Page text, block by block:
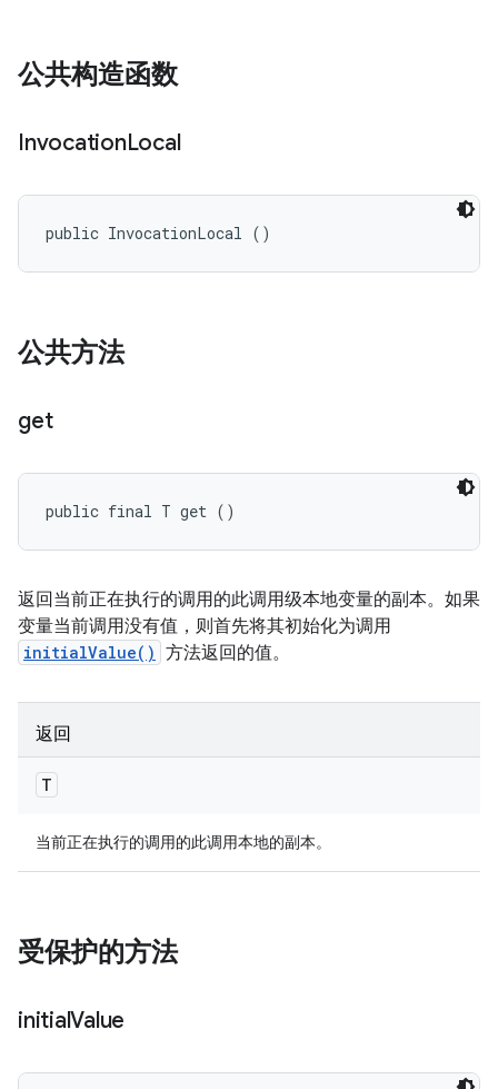
公共构造函数
InvocationLocal
public InvocationLocal ()
公共方法
get
public final T get ()
返回当前正在执行的调用的此调用级本地变量的副本。如果
变量当前调用没有值，则首先将其初始化为调用
initialValue() 方法返回的值。
返回
T
当前正在执行的调用的此调用本地的副本。
受保护的方法
initialValue